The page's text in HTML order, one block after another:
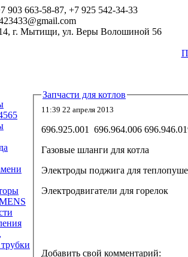
903 663-58-87, +7 925 542-34-33
г. Мытищи, ул. Веры Волошиной 56
Запчасти для котлов
11:39 22 апреля 2013
696.925.001 696.964.006
Газовые шланги для котла
Электроды поджига для
Электродвигатели для горелок
Добавить свой комментарий: